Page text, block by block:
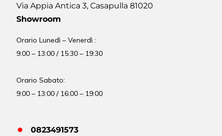
Via Appia Antica 3, Casapulla 81020
Showroom
Orario Lunedì – Venerdì :
9:00 – 13:00 / 15:30 – 19:30
Orario Sabato:
9:00 – 13:00 / 16:00 – 19:00
0823491573